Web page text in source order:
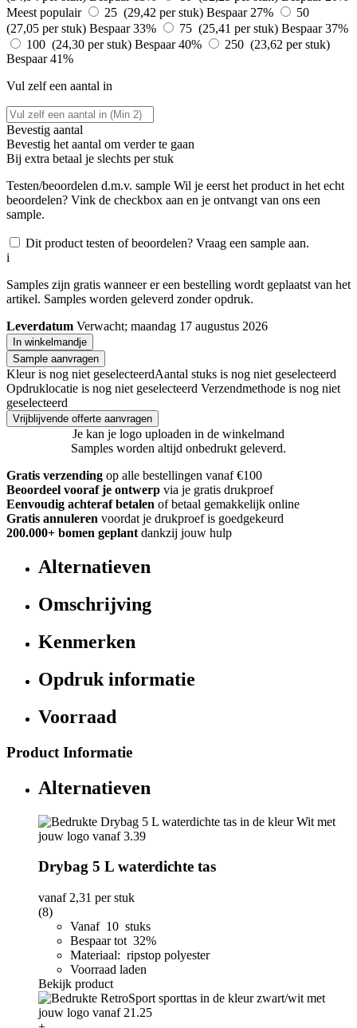
Meest populair
25 (29,42 per stuk) Bespaar 27%
50
(27,05 per stuk) Bespaar 33% 75 (25,41 per stuk) Bespaar 37%
100 (24,30 per stuk) Bespaar 40%
250 (23,62 per stuk)
Bespaar 41%
Vul zelf een aantal in
Bevestig aantal
Bevestig het aantal om verder te gaan
Bij extra betaal je slechts per stuk
Testen/beoordelen d.m.v. sample Wil je eerst het product in het echt
beoordelen? Vink de checkbox aan en je ontvangt van ons een
sample.
Dit product testen of beoordelen? Vraag een sample aan.
i
Samples zijn gratis wanneer er een bestelling wordt geplaatst van het
artikel. Samples worden geleverd zonder opdruk.
Leverdatum Verwacht; maandag 17 augustus 2026
In winkelmandje
Sample aanvragen
Kleur is nog niet geselecteerdAantal stuks is nog niet geselecteerd
Opdruklocatie is nog niet geselecteerd Verzendmethode is nog niet
geselecteerd
Vrijblijvende offerte aanvragen
Je kan je logo uploaden in de winkelmand
Samples worden altijd onbedrukt geleverd.
Gratis verzending op alle bestellingen vanaf €100
Beoordeel vooraf je ontwerp via je gratis drukproef
Eenvoudig achteraf betalen of betaal gemakkelijk online
Gratis annuleren voordat je drukproef is goedgekeurd
200.000+ bomen geplant dankzij jouw hulp
Alternatieven
Omschrijving
Kenmerken
Opdruk informatie
Voorraad
Product Informatie
Alternatieven
Drybag 5 L waterdichte tas
vanaf 2,31 per stuk
(8)
Vanaf 10 stuks
Bespaar tot 32%
Materiaal: ripstop polyester
Voorraad laden
Bekijk product